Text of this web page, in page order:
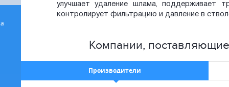
улучшает удаление шлама, поддерживает
контролирует фильтрацию и давление в
Компании,
Производители